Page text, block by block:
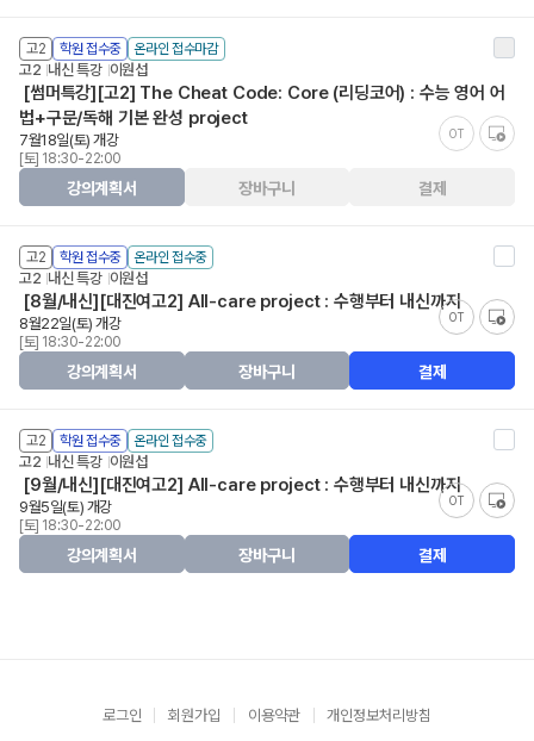
고2 학원 접수중 온라인 접수마감
고2 내신 특강 이원섭
[썸머특강][고2] The Cheat Code: Core (리딩코어) : 수능 영어 어
법+구문/독해 기본 완성 project
OT
7월18일(토) 개강
[토] 18:30-22:00
강의계획서 장바구니 결제
고2 학원 접수중 온라인 접수중
고2 내신 특강 이원섭
[8월/내신][대진여고2] All-care project : 수행부터 내신까지
OT
8월22일(토) 개강
[토] 18:30-22:00
강의계획서 장바구니 결제
고2 학원 접수중 온라인 접수중
고2 내신 특강 이원섭
[9월/내신][대진여고2] All-care project : 수행부터 내신까지
OT
9월5일(토) 개강
[토] 18:30-22:00
강의계획서 장바구니 결제
로그인 회원가입 이용약관 개인정보처리방침